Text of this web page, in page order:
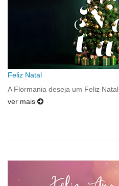
Feliz Natal
A Flormania deseja um Feliz Natal..
ver mais